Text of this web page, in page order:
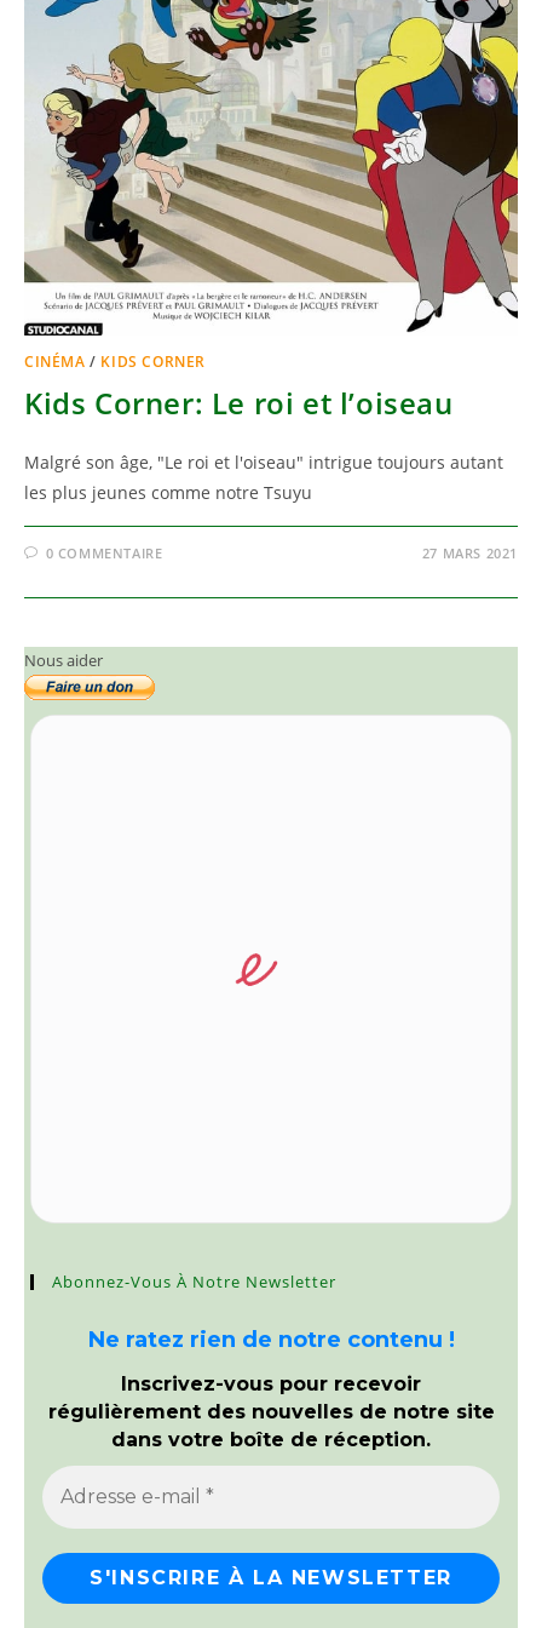
CINÉMA / KIDS CORNER
Kids Corner: Le roi et l’oiseau
Malgré son âge, "Le roi et l'oiseau" intrigue toujours autant
les plus jeunes comme notre Tsuyu
0 COMMENTAIRE 27 MARS 2021
Nous aider
Abonnez-Vous À Notre Newsletter
Ne ratez rien de notre contenu !
Inscrivez-vous pour recevoir
régulièrement des nouvelles de notre site
dans votre boîte de réception.